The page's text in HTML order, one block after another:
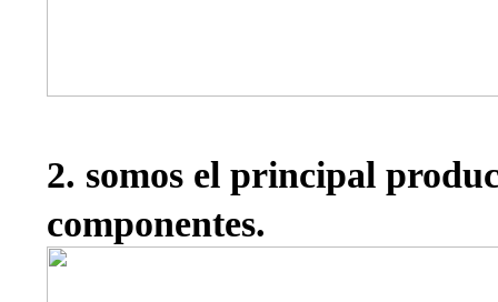
2. somos el principal
componentes.